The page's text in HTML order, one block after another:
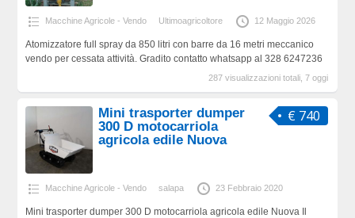
Macchine Agricole - Vendo Ultimoagricoltore 12 Maggio 2026
Atomizzatore full spray da 850 litri con barre da 16 metri meccanico
vendo per cessata attività. Gradito contatto whatsapp al 328 6247236
287 visualizzazioni totali, 7 oggi
€ 740
Mini trasporter dumper
300 D motocarriola
agricola edile Nuova
Macchine Agricole - Vendo salapa 23 Febbraio 2020
Mini trasporter dumper 300 D motocarriola agricola edile Nuova Il